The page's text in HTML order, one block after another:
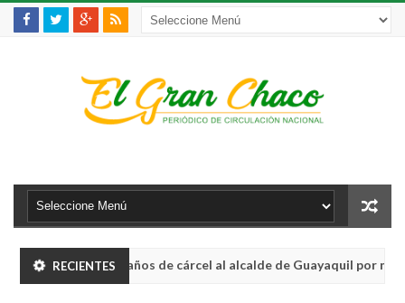
RECIENTES
Condenan a 3 años de cárcel al alcalde de Guayaquil por no